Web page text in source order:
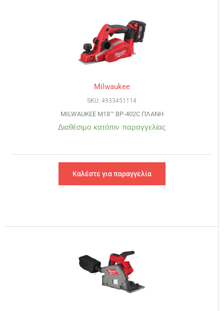
Milwaukee
SKU: 4933451114
MILWAUKEE M18™ BP-402C ΠΛΑΝΗ
Διαθέσιμο κατόπιν παραγγελίας
Καλέστε για παραγγελία